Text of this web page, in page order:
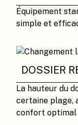
Équipement
simple et
DOSSIER
La hauteur du
certaine plage,
confort optimal